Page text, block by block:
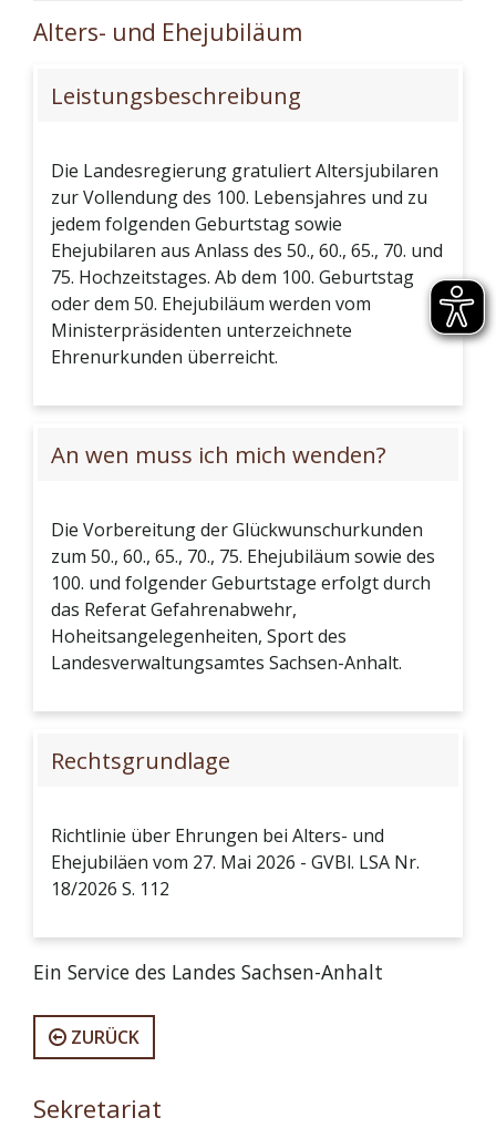
Alters- und Ehejubiläum
Leistungsbeschreibung
Die Landesregierung gratuliert Altersjubilaren
zur Vollendung des 100. Lebensjahres und zu
jedem folgenden Geburtstag sowie
Ehejubilaren aus Anlass des 50., 60., 65., 70. und
75. Hochzeitstages. Ab dem 100. Geburtstag
oder dem 50. Ehejubiläum werden vom
Ministerpräsidenten unterzeichnete
Ehrenurkunden überreicht.
An wen muss ich mich wenden?
Die Vorbereitung der Glückwunschurkunden
zum 50., 60., 65., 70., 75. Ehejubiläum sowie des
100. und folgender Geburtstage erfolgt durch
das Referat Gefahrenabwehr,
Hoheitsangelegenheiten, Sport des
Landesverwaltungsamtes Sachsen-Anhalt.
Rechtsgrundlage
Richtlinie über Ehrungen bei Alters- und
Ehejubiläen vom 27. Mai 2026 - GVBl. LSA Nr.
18/2026 S. 112
Ein Service des Landes Sachsen-Anhalt
ZURÜCK
Sekretariat